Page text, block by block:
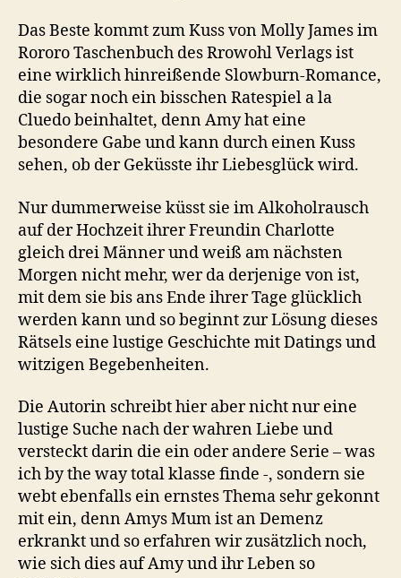
Das Beste kommt zum Kuss von Molly James im
Rororo Taschenbuch des Rrowohl Verlags ist
eine wirklich hinreißende Slowburn-Romance,
die sogar noch ein bisschen Ratespiel a la
Cluedo beinhaltet, denn Amy hat eine
besondere Gabe und kann durch einen Kuss
sehen, ob der Geküsste ihr Liebesglück wird.
Nur dummerweise küsst sie im Alkoholrausch
auf der Hochzeit ihrer Freundin Charlotte
gleich drei Männer und weiß am nächsten
Morgen nicht mehr, wer da derjenige von ist,
mit dem sie bis ans Ende ihrer Tage glücklich
werden kann und so beginnt zur Lösung dieses
Rätsels eine lustige Geschichte mit Datings und
witzigen Begebenheiten.
Die Autorin schreibt hier aber nicht nur eine
lustige Suche nach der wahren Liebe und
versteckt darin die ein oder andere Serie – was
ich by the way total klasse finde -, sondern sie
webt ebenfalls ein ernstes Thema sehr gekonnt
mit ein, denn Amys Mum ist an Demenz
erkrankt und so erfahren wir zusätzlich noch,
wie sich dies auf Amy und ihr Leben so